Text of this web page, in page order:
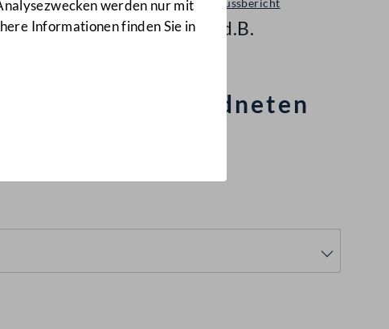
werden nur mit
Informationen finden Sie in
Ausschussbericht
971 d.B.
des Abgeordneten